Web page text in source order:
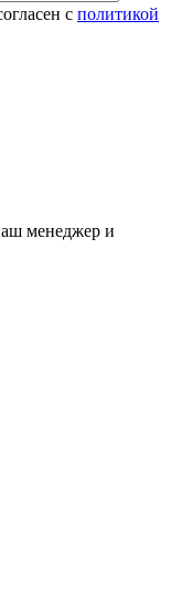
с политикой
менеджер и